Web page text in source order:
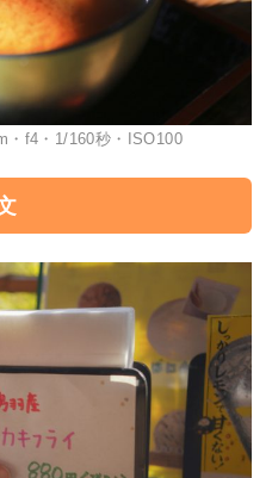
・f4・1/160秒・ISO100